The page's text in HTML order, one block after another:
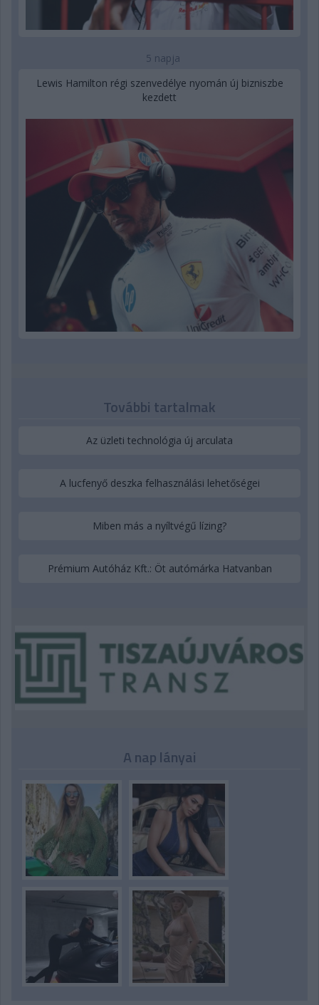
5 napja
Lewis Hamilton régi szenvedélye nyomán új bizniszbe
kezdett
További tartalmak
Az üzleti technológia új arculata
A lucfenyő deszka felhasználási lehetőségei
Miben más a nyíltvégű lízing?
Prémium Autóház Kft.: Öt autómárka Hatvanban
A nap lányai